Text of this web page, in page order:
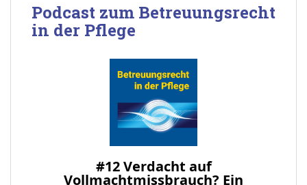
Podcast zum Betreuungsrecht
in der Pflege